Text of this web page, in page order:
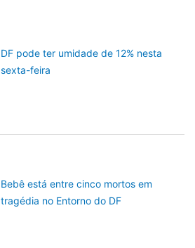
DF pode ter umidade de 12% nesta
sexta-feira
Bebê está entre cinco mortos em
tragédia no Entorno do DF